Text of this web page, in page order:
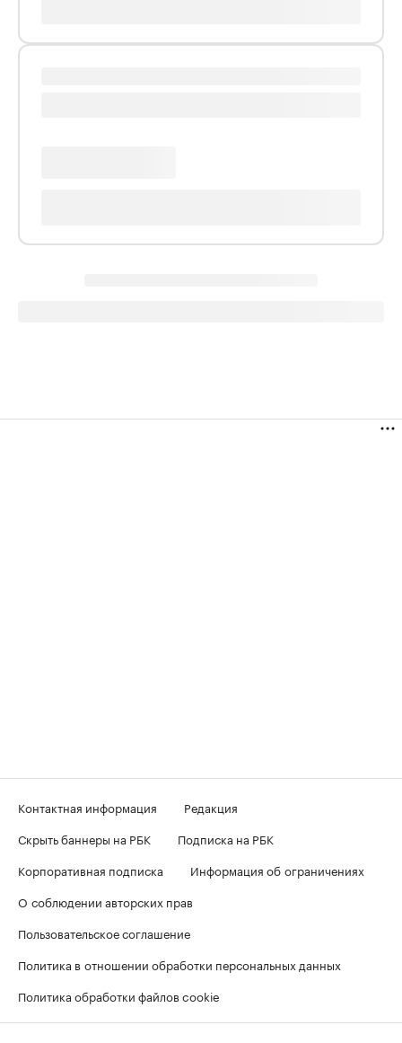
Контактная информация
Редакция
Скрыть баннеры на РБК
Подписка на РБК
Корпоративная подписка
Информация об ограничениях
О соблюдении авторских прав
Пользовательское соглашение
Политика в отношении обработки персональных данных
Политика обработки файлов cookie